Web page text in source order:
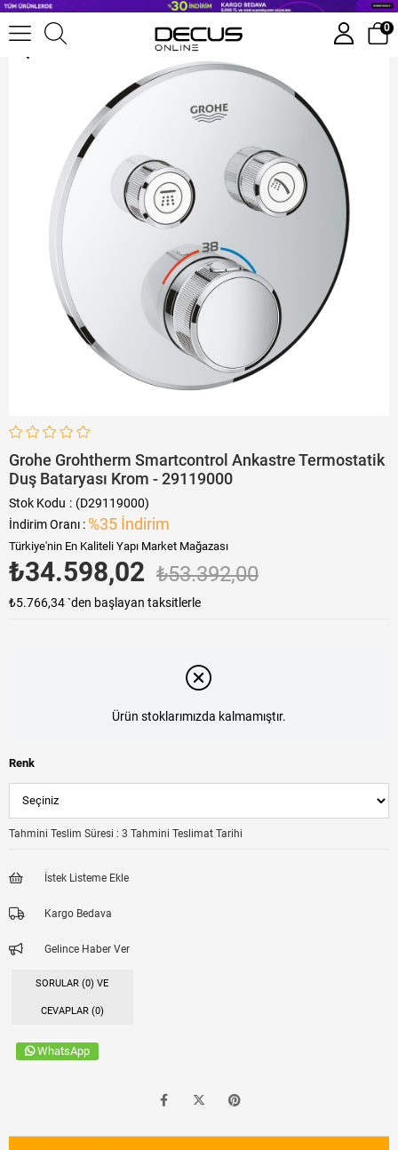
0
Grohe Grohtherm Smartcontrol Ankastre Termostatik
Duş Bataryası Krom - 29119000
Stok Kodu
(D29119000)
İndirim Oranı : %35 İndirim
Türkiye'nin En Kaliteli Yapı Market Mağazası
₺53.392,00
₺34.598,02
₺5.766,34`den başlayan taksitlerle
Ürün stoklarımızda kalmamıştır.
Renk
Tahmini Teslim Süresi : 3 Tahmini Teslimat Tarihi
İstek Listeme Ekle
Kargo Bedava
Gelince Haber Ver
SORULAR (0) VE
CEVAPLAR (0)
WhatsApp